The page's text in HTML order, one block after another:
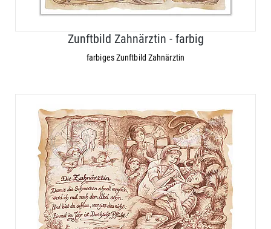
Zunftbild Zahnärztin - farbig
farbiges Zunftbild Zahnärztin